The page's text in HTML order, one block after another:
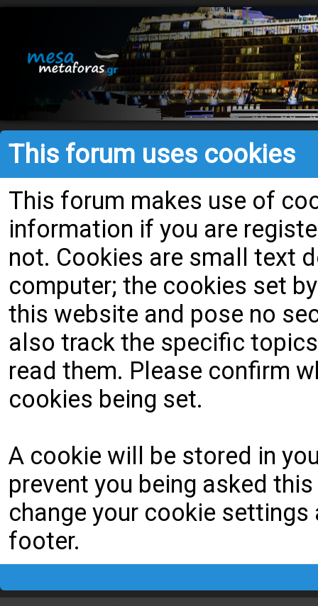
This forum uses cookies
This forum makes use of
information if you are
not. Cookies are small text
computer; the cookies set
this website and pose no
also track the specific
read them. Please confirm
cookies being set.
A cookie will be stored in
prevent you being asked
change your cookie
footer.